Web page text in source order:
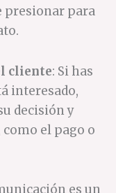
presionar para
cliente: Si has
interesado,
decisión y
el pago o
es un